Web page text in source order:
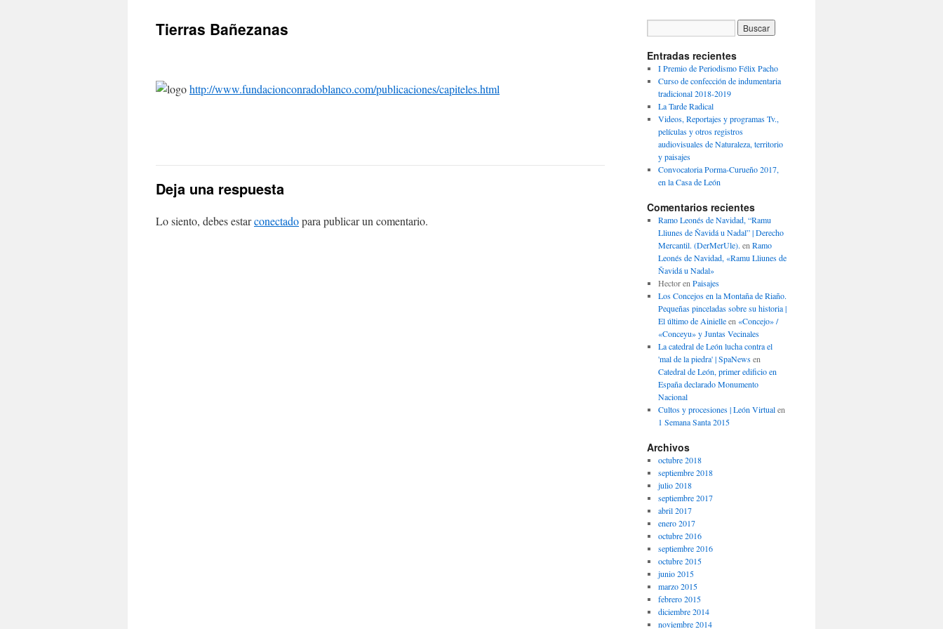
Tierras Bañezanas
http://www.fundacionconradoblanco.com/publicaciones/capiteles.html
Deja una respuesta
Lo siento, debes estarconectadopara publicar un comentario.
Entradas recientes
I Premio de Periodismo Félix Pacho
Curso de confección de indumentaria
tradicional 2018-2019
La Tarde Radical
Videos, Reportajes y programas Tv.,
películas y otros registros
audiovisuales de Naturaleza, territorio
y paisajes
Convocatoria Porma-Curueño 2017,
en la Casa de León
Comentarios recientes
Ramo Leonés de Navidad, “Ramu
Lliunes de Ñavidá u Nadal” | Derecho
Mercantil. (DerMerUle). en Ramo
Leonés de Navidad, «Ramu Lliunes de
Ñavidá u Nadal»
Hectoren Paisajes
Los Concejos en la Montaña de Riaño.
Pequeñas pinceladas sobre su historia |
El último de Ainielleen «Concejo» /
«Conceyu» y Juntas Vecinales
La catedral de León lucha contra el
'mal de la piedra' | SpaNewsen
Catedral de León, primer edificio en
España declarado Monumento
Nacional
Cultos y procesiones | León Virtualen
1 Semana Santa 2015
Archivos
octubre 2018
septiembre 2018
julio 2018
septiembre 2017
abril 2017
enero 2017
octubre 2016
septiembre 2016
octubre 2015
junio 2015
marzo 2015
febrero 2015
diciembre 2014
noviembre 2014